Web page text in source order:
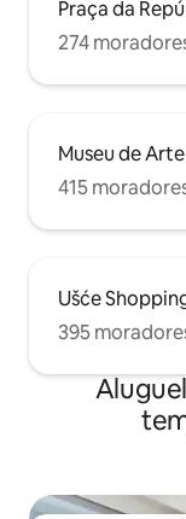
Praça da
274
Museu de
415
Ušće
395